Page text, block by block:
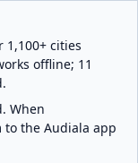
cities
offline; 11
When
the Audiala app